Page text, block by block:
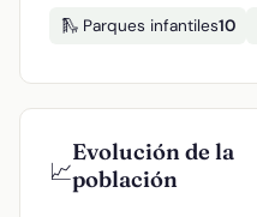
🛝 Parques infantiles10
📈
Evolución de la
población